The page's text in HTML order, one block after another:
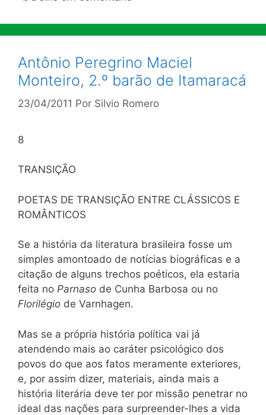
Antônio Peregrino Maciel
Monteiro, 2.º barão de Itamaracá
23/04/2011 Por Silvio Romero
8
TRANSIÇÃO
POETAS DE TRANSIÇÃO ENTRE CLÁSSICOS E
ROMÂNTICOS
Se a história da literatura brasileira fosse um
simples amontoado de notícias biográficas e a
citação de alguns trechos poéticos, ela estaria
feita no Parnaso de Cunha Barbosa ou no
Florilégio de Varnhagen.
Mas se a própria história política vai já
atendendo mais ao caráter psicológico dos
povos do que aos fatos meramente exteriores,
e, por assim dizer, materiais, ainda mais a
história literária deve ter por missão penetrar no
ideal das nações para surpreender-lhes a vida